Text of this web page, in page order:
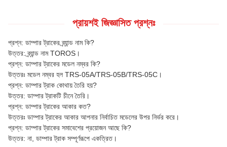
প্রায়শই জিজ্ঞাসিত প্রশ্নঃ
প্রশ্ন: ডাম্পার ট্রাকের ব্র্যান্ড নাম কি?
উত্তর: ব্র্যান্ড নাম TOROS।
প্রশ্ন: ডাম্পার ট্রাকের মডেল নম্বর কি?
উত্তরঃ মডেল নম্বর হল TRS-05A/TRS-05B/TRS-05C।
প্রশ্ন: ডাম্পার ট্রাক কোথায় তৈরি হয়?
উত্তর: ডাম্পার ট্রাকটি চীনে তৈরি।
প্রশ্ন: ডাম্পার ট্রাকের আকার কত?
উত্তরঃ ডাম্পার ট্রাকের আকার আপনার নির্বাচিত মডেলের উপর নির্ভর করে।
প্রশ্ন: ডাম্পার ট্রাকের সমাবেশের প্রয়োজন আছে কি?
উত্তর: না, ডাম্পার ট্রাক সম্পূর্ণরূপে একত্রিত।